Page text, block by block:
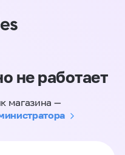
не работает
магазина —